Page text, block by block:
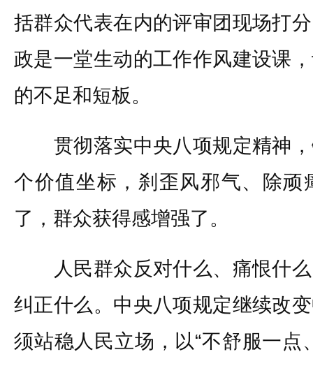
括群众代表在内的评审团现场打
政是一堂生动的工作作风建设课
的不足和短板。
贯彻落实中央八项规定精神，
个价值坐标，刹歪风邪气、除顽
了，群众获得感增强了。
人民群众反对什么、痛恨什么
纠正什么。中央八项规定继续改
须站稳人民立场，以“不舒服一点